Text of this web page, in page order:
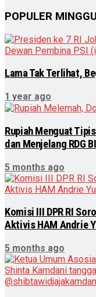
POPULER
Lama Tak Terlihat,
1 year ago
Rupiah Menguat
dan Menjelang RDG BI
5 months ago
Komisi III DPR RI
Aktivis HAM Andrie
5 months ago